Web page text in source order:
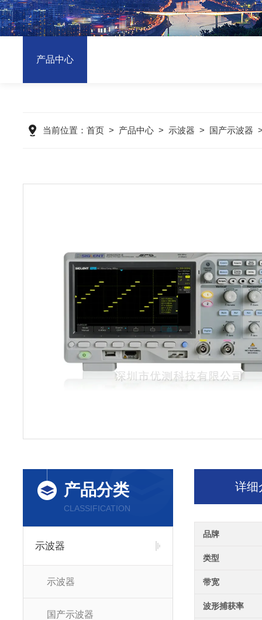
产品中心
当前位置： 首页 > 产品中心 > 示波器 > 国产示波器
产品分类
CLASSIFICATION
示波器
示波器
国产示波器
详细
品牌
类型
带宽
波形捕获率